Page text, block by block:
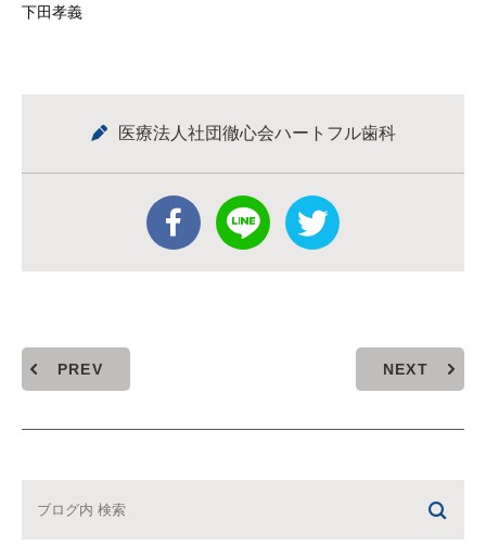
下田孝義
医療法人社団徹心会ハートフル歯科
PREV NEXT